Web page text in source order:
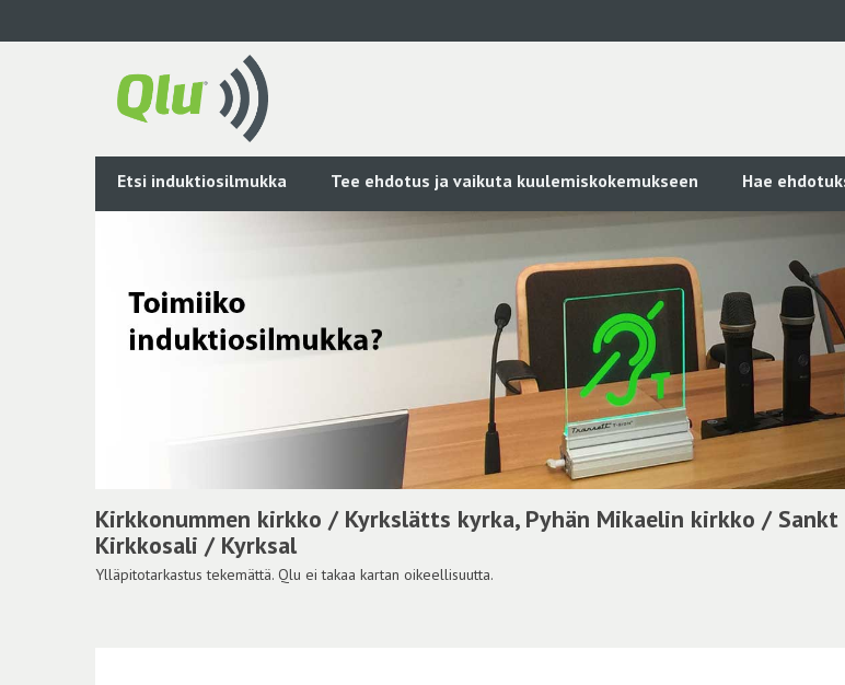
Etsi induktiosilmukka Tee ehdotus ja vaikuta kuulemiskokemukseen Hae
Kirkkonummen kirkko / Kyrkslätts kyrka, Pyhän Mikaelin kirkko / Sankt
Kirkkosali / Kyrksal
Ylläpitotarkastus tekemättä. Qlu ei takaa kartan oikeellisuutta.